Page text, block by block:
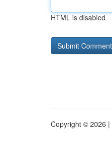
HTML is disabled
Copyright © 2026 |